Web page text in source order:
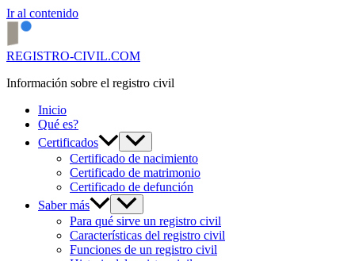
Ir al contenido
REGISTRO-CIVIL.COM
Información sobre el registro civil
Inicio
Qué es?
Certificados
Certificado de nacimiento
Certificado de matrimonio
Certificado de defunción
Saber más
Para qué sirve un registro civil
Características del registro civil
Funciones de un registro civil